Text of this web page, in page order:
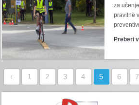
za
pravilne
Preberi
‹ 1 2 3 4 5 6 7